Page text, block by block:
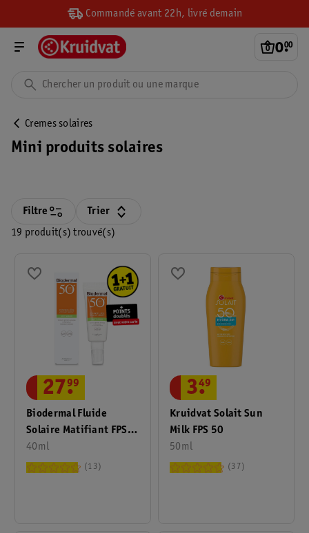
Commandé avant 22h, livré demain
0.
00
Cremes solaires
Mini produits solaires
19 produit(s) trouvé(s)
Filtre Trier
Biodermal Fluide
Solaire Matifiant FPS
50+
40ml
27.
99
13
Kruidvat Solait Sun
Milk FPS 50
50ml
3.
49
37